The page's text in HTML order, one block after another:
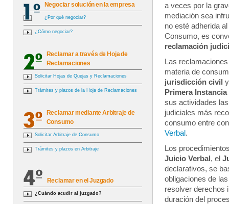
Negociar solución en la empresa
¿Por qué negociar?
¿Cómo negociar?
Reclamar a través de Hoja de
Reclamaciones
Solicitar Hojas de Quejas y Reclamaciones
Trámites y plazos de la Hoja de Reclamaciones
Reclamar mediante Arbitraje de
Consumo
Solicitar Arbitraje de Consumo
Trámites y plazos en Arbitraje
Reclamar en el Juzgado
¿Cuándo acudir al juzgado?
a veces por la
mediación sea
no esté adherida
Consumo, es
reclamación
Las
materia de
jurisdicción civil
Primera Instancia
sus actividades
judiciales más
consumo entre
Verbal .
Los
Juicio Verbal , el
declarativos, se
obligaciones de
resolver derechos
duración del